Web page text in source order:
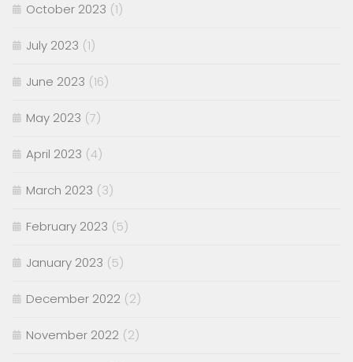
October 2023 (1)
July 2023 (1)
June 2023 (16)
May 2023 (7)
April 2023 (4)
March 2023 (3)
February 2023 (5)
January 2023 (5)
December 2022 (2)
November 2022 (2)